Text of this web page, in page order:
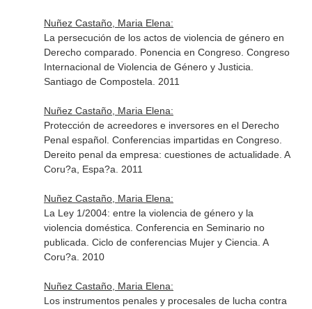
Nuñez Castaño, Maria Elena:
La persecución de los actos de violencia de género en
Derecho comparado. Ponencia en Congreso. Congreso
Internacional de Violencia de Género y Justicia.
Santiago de Compostela. 2011
Nuñez Castaño, Maria Elena:
Protección de acreedores e inversores en el Derecho
Penal español. Conferencias impartidas en Congreso.
Dereito penal da empresa: cuestiones de actualidade. A
Coru?a, Espa?a. 2011
Nuñez Castaño, Maria Elena:
La Ley 1/2004: entre la violencia de género y la
violencia doméstica. Conferencia en Seminario no
publicada. Ciclo de conferencias Mujer y Ciencia. A
Coru?a. 2010
Nuñez Castaño, Maria Elena:
Los instrumentos penales y procesales de lucha contra